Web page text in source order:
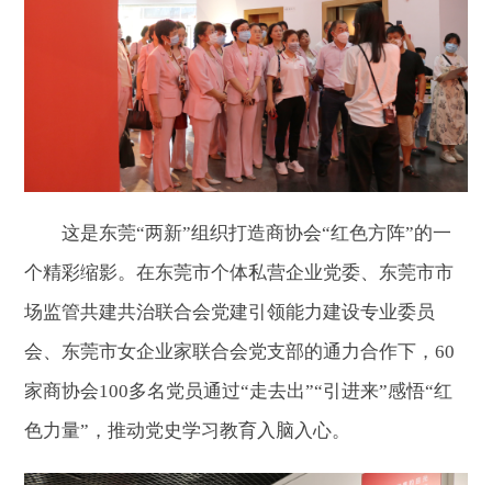
这是东莞“两新”组织打造商协会“红色方阵”的一
个精彩缩影。在东莞市个体私营企业党委、东莞市市
场监管共建共治联合会党建引领能力建设专业委员
会、东莞市女企业家联合会党支部的通力合作下，60
家商协会100多名党员通过“走去出”“引进来”感悟“红
色力量”，推动党史学习教育入脑入心。